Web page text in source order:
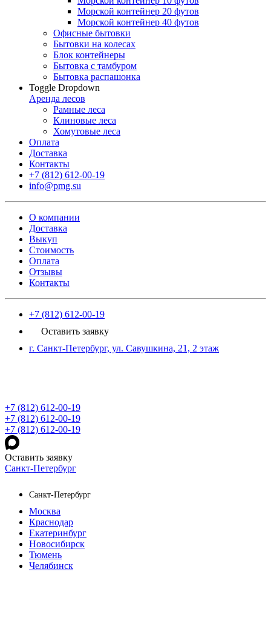
Морской контейнер 20 футов
Морской контейнер 40 футов
Офисные бытовки
Бытовки на колесах
Блок контейнеры
Бытовка с тамбуром
Бытовка распашонка
Toggle Dropdown
Аренда лесов
Рамные леса
Клиновые леса
Хомутовые леса
Оплата
Доставка
Контакты
+7 (812) 612-00-19
info@pmg.su
О компании
Доставка
Выкуп
Стоимость
Оплата
Отзывы
Контакты
+7 (812) 612-00-19
Оставить заявку
г. Санкт-Петербург, ул. Савушкина, 21, 2 этаж
+7 (812) 612-00-19
+7 (812) 612-00-19
+7 (812) 612-00-19
Оставить заявку
Санкт-Петербург
Санкт-Петербург
Москва
Краснодар
Екатеринбург
Новосибирск
Тюмень
Челябинск